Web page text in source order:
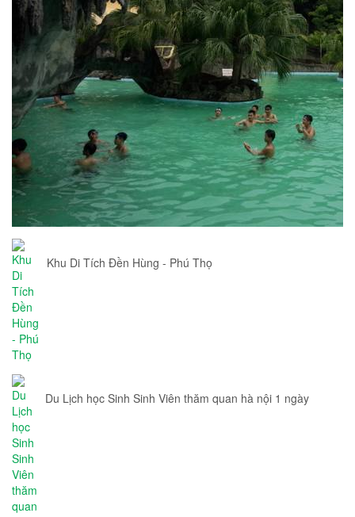
Khu Di Tích Đền Hùng - Phú Thọ
Du Lịch học Sinh Sinh Viên thăm quan hà nội 1 ngày